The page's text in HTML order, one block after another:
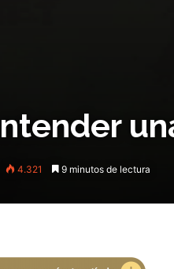
4.321 9 minutos de lectura